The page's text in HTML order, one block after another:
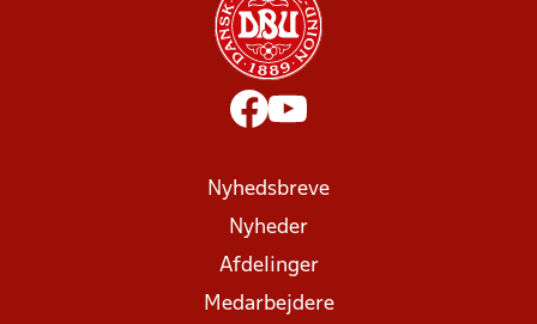
Nyhedsbreve
Nyheder
Afdelinger
Medarbejdere